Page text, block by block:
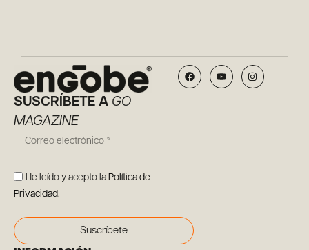
SUSCRÍBETE A GO
MAGAZINE
He leído y acepto la Política de
Privacidad.
Suscríbete